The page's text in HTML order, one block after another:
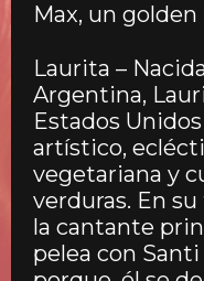
Max, un
Laurita –
Argentina,
Estados
artístico,
vegetariana y
verduras. En
la cantante
pelea con